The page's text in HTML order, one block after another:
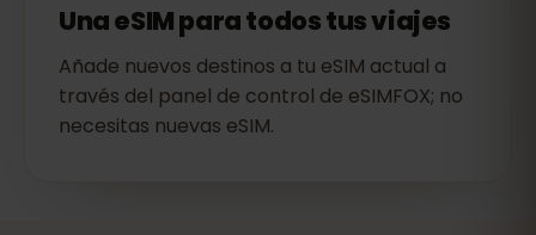
Una eSIM para todos tus viajes
Añade nuevos destinos a tu eSIM actual a
través del panel de control de eSIMFOX; no
necesitas nuevas eSIM.